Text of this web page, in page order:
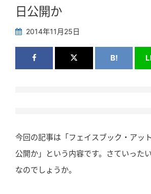
日公開か
2014年11月25日
B!
今回の記事は「フェイスブック・アッ
公開か」という内容です。さていった
なのでしょうか。